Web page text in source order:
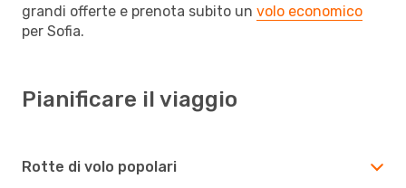
grandi offerte e prenota subito un volo economico
per Sofia.
Pianificare il viaggio
Rotte di volo popolari